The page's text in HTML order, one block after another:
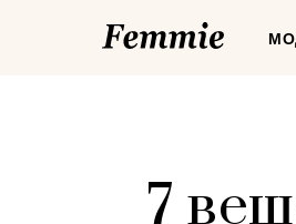
Femmie
7